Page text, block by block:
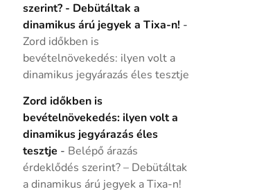
szerint? - Debütáltak a
dinamikus árú jegyek a Tixa-n! -
Zord időkben is
bevételnövekedés: ilyen volt a
dinamikus jegyárazás éles tesztje
Zord időkben is
bevételnövekedés: ilyen volt a
dinamikus jegyárazás éles
tesztje - Belépő árazás
érdeklődés szerint? – Debütáltak
a dinamikus árú jegyek a Tixa-n!